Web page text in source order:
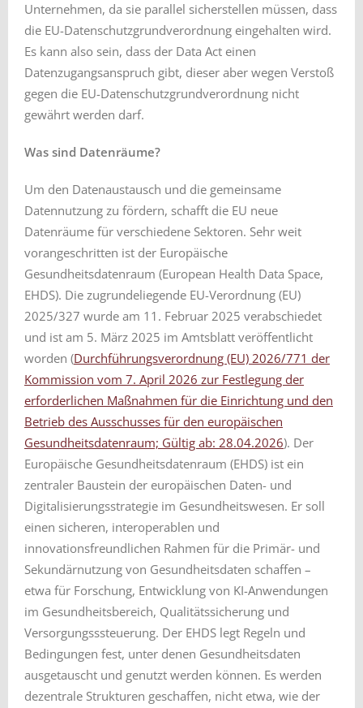
Unternehmen, da sie parallel sicherstellen müssen, dass
die EU-Datenschutzgrundverordnung eingehalten wird.
Es kann also sein, dass der Data Act einen
Datenzugangsanspruch gibt, dieser aber wegen Verstoß
gegen die EU-Datenschutzgrundverordnung nicht
gewährt werden darf.
Was sind Datenräume?
Um den Datenaustausch und die gemeinsame
Datennutzung zu fördern, schafft die EU neue
Datenräume für verschiedene Sektoren. Sehr weit
vorangeschritten ist der Europäische
Gesundheitsdatenraum (European Health Data Space,
EHDS). Die zugrundeliegende EU-Verordnung (EU)
2025/327 wurde am 11. Februar 2025 verabschiedet
und ist am 5. März 2025 im Amtsblatt veröffentlicht
worden (Durchführungsverordnung (EU) 2026/771 der
Kommission vom 7. April 2026 zur Festlegung der
erforderlichen Maßnahmen für die Einrichtung und den
Betrieb des Ausschusses für den europäischen
Gesundheitsdatenraum; Gültig ab: 28.04.2026). Der
Europäische Gesundheitsdatenraum (EHDS) ist ein
zentraler Baustein der europäischen Daten- und
Digitalisierungsstrategie im Gesundheitswesen. Er soll
einen sicheren, interoperablen und
innovationsfreundlichen Rahmen für die Primär- und
Sekundärnutzung von Gesundheitsdaten schaffen –
etwa für Forschung, Entwicklung von KI-Anwendungen
im Gesundheitsbereich, Qualitätssicherung und
Versorgungsssteuerung. Der EHDS legt Regeln und
Bedingungen fest, unter denen Gesundheitsdaten
ausgetauscht und genutzt werden können. Es werden
dezentrale Strukturen geschaffen, nicht etwa, wie der